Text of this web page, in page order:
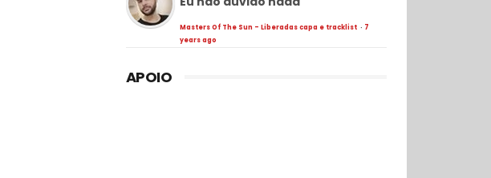
Masters Of The Sun - Liberadas capa e tracklist · 7
years ago
APOIO